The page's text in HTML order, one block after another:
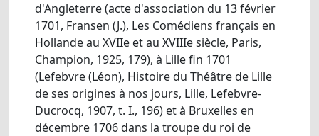
d'Angleterre (acte d'association du 13 février
1701, Fransen (J.), Les Comédiens français en
Hollande au XVIIe et au XVIIIe siècle, Paris,
Champion, 1925, 179), à Lille fin 1701
(Lefebvre (Léon), Histoire du Théâtre de Lille
de ses origines à nos jours, Lille, Lefebvre-
Ducrocq, 1907, t. I., 196) et à Bruxelles en
décembre 1706 dans la troupe du roi de